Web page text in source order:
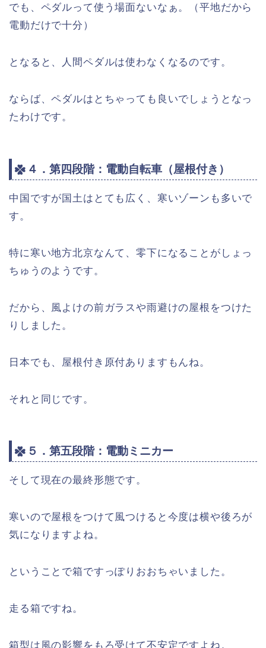
でも、ペダルって使う場面ないなぁ。（平地だから
電動だけで十分）
となると、人間ペダルは使わなくなるのです。
ならば、ペダルはとちゃっても良いでしょうとなっ
たわけです。
４．第四段階：電動自転車（屋根付き）
中国ですが国土はとても広く、寒いゾーンも多いで
す。
特に寒い地方北京なんて、零下になることがしょっ
ちゅうのようです。
だから、風よけの前ガラスや雨避けの屋根をつけた
りしました。
日本でも、屋根付き原付ありますもんね。
それと同じです。
５．第五段階：電動ミニカー
そして現在の最終形態です。
寒いので屋根をつけて風つけると今度は横や後ろが
気になりますよね。
ということで箱ですっぽりおおちゃいました。
走る箱ですね。
箱型は風の影響をもろ受けて不安定ですよね。